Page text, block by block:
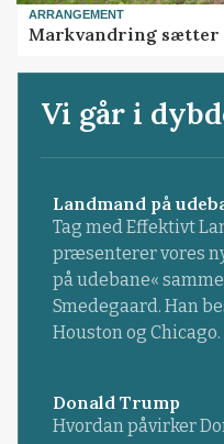
ARRANGEMENT
Markvandring sætter
Vi går i
Landmand på
Tag med Effektivt
præsenterer vores
på udebane«
Smedegaard. Han
Houston og Chicago.
Donald Trump
Hvordan påvirker